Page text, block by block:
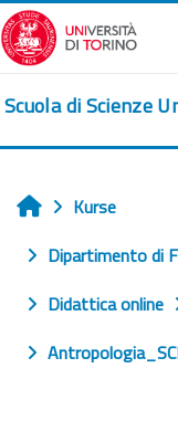
Zum Hauptinhalt
Scuola di Scienze
Kurse
Dipartimento di
Didattica online